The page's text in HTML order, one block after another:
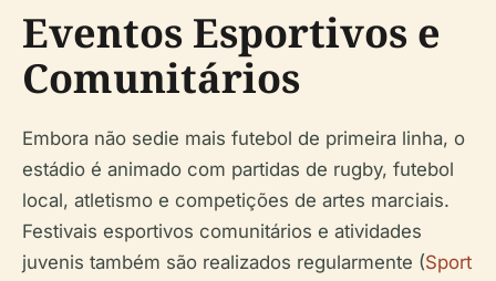
Eventos Esportivos e
Comunitários
Embora não sedie mais futebol de primeira linha, o
estádio é animado com partidas de rugby, futebol
local, atletismo e competições de artes marciais.
Festivais esportivos comunitários e atividades
juvenis também são realizados regularmente (Sport